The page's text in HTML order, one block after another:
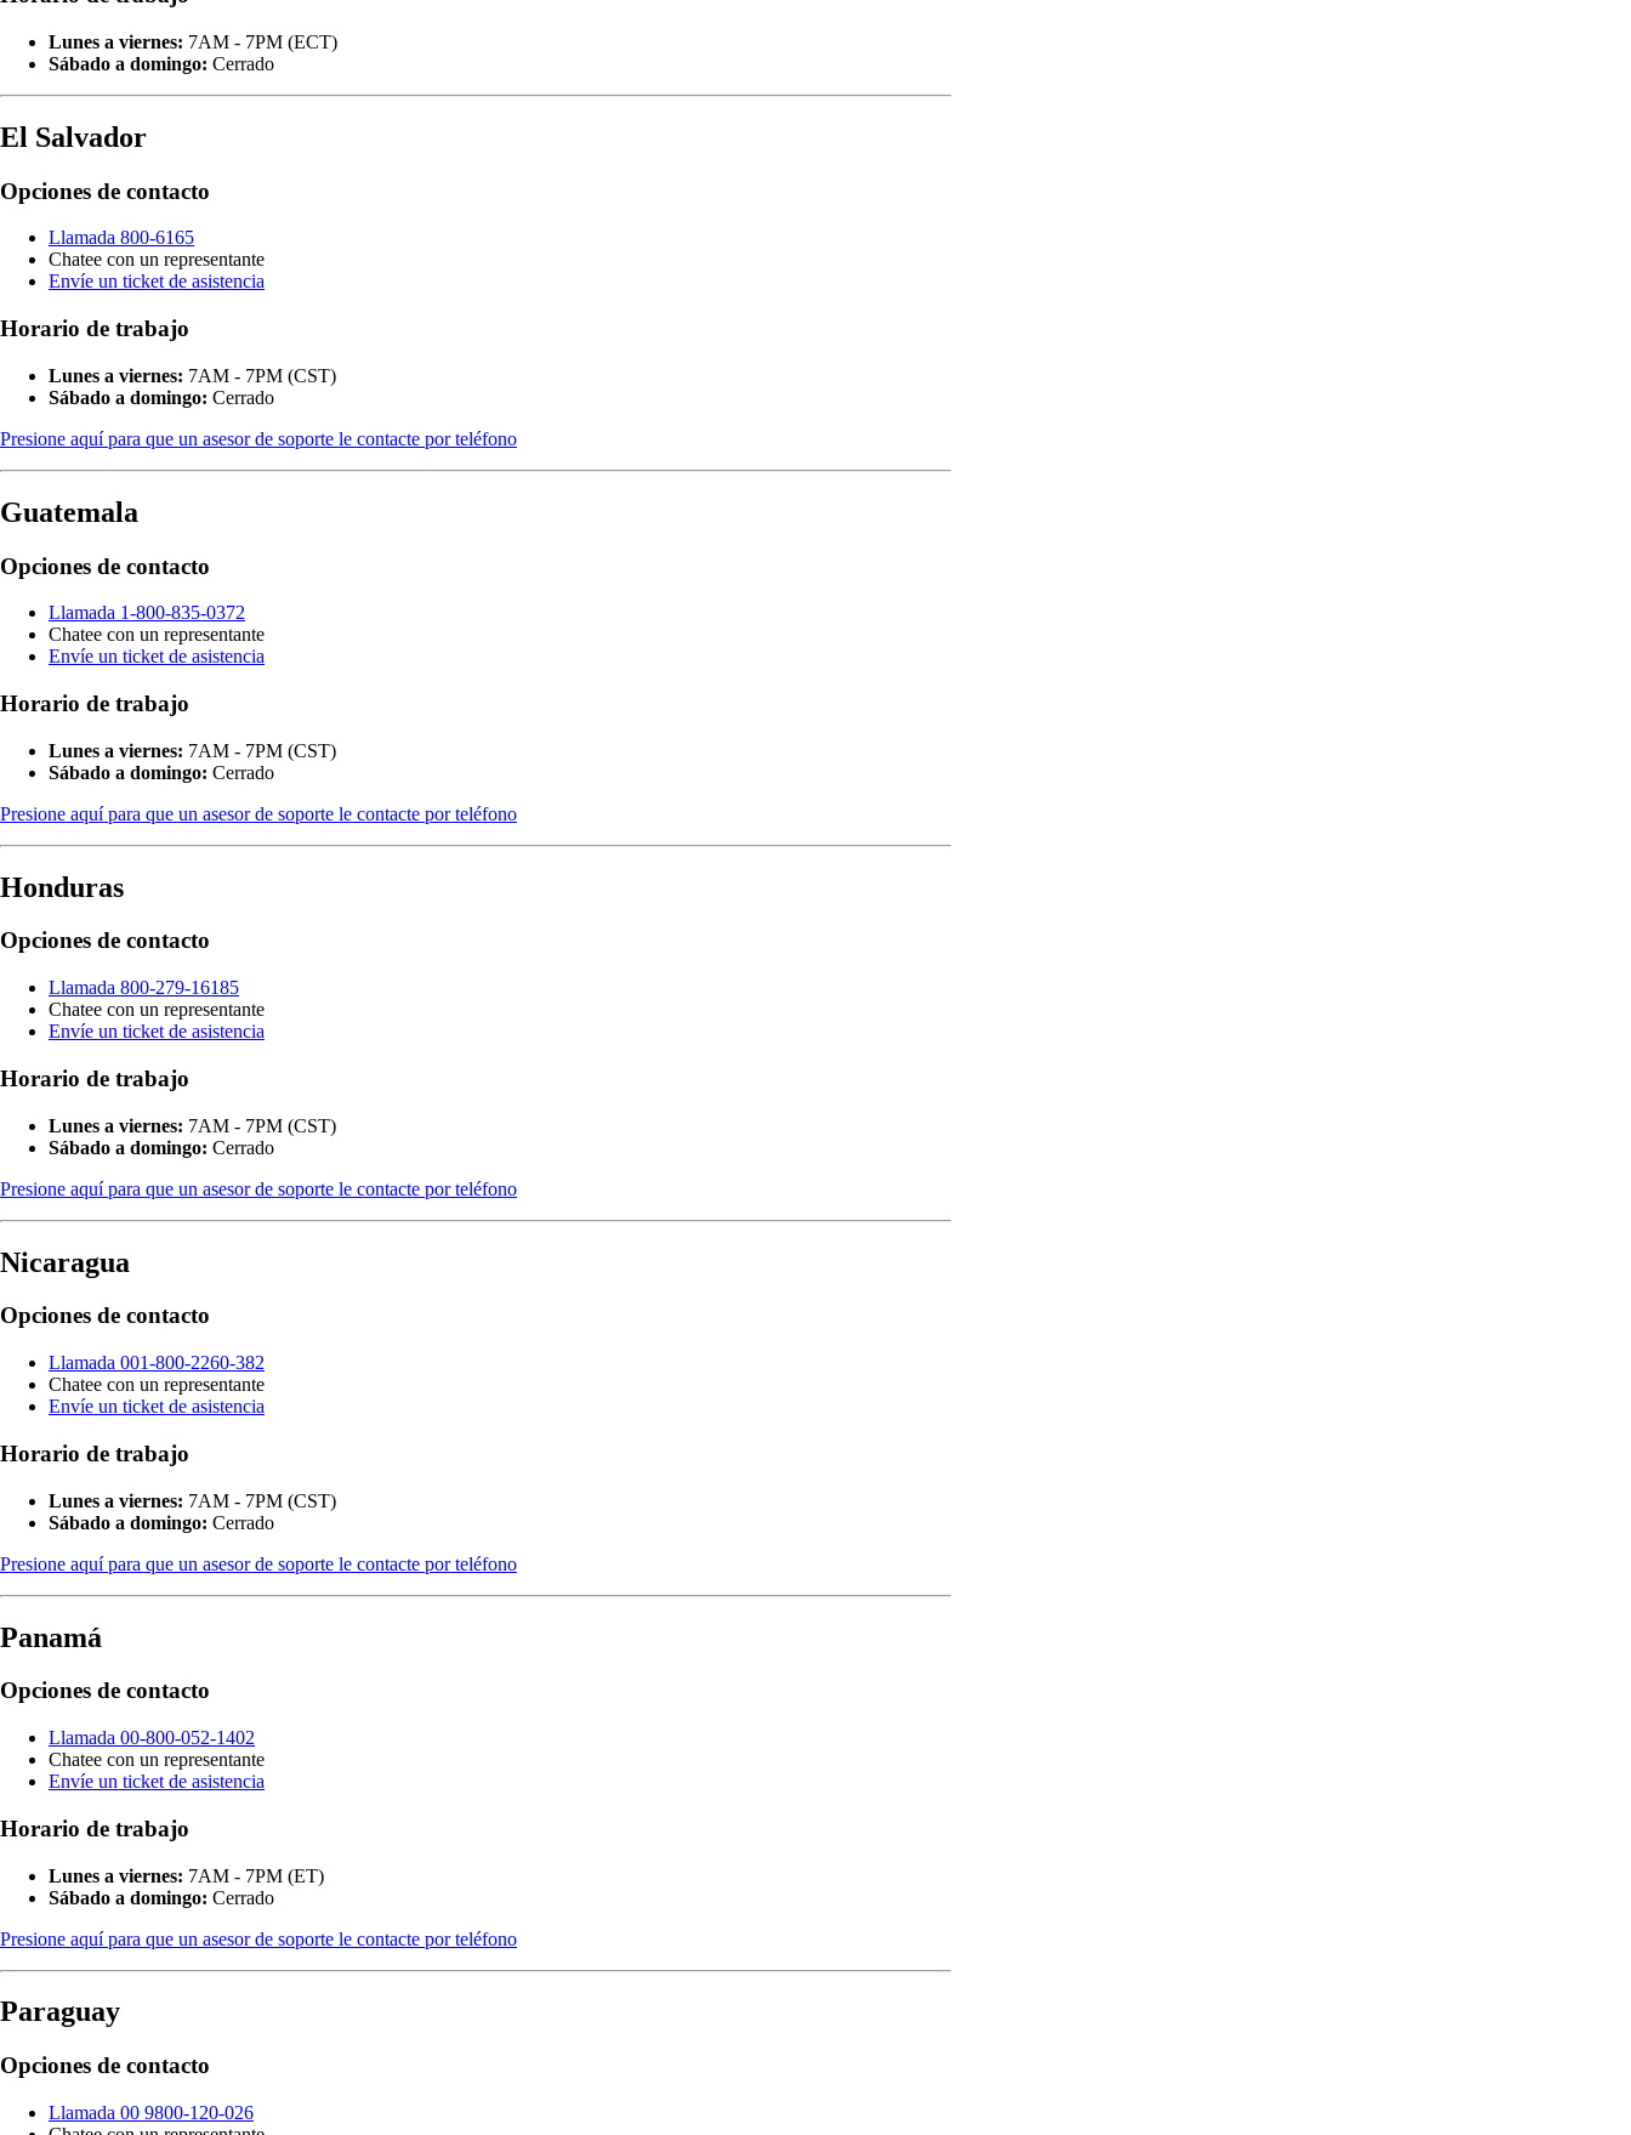
Lunes a viernes: 7AM - 7PM (ECT)
Sábado a domingo: Cerrado
El Salvador
Opciones de contacto
Llamada 800-6165
Chatee con un representante
Envíe un ticket de asistencia
Horario de trabajo
Lunes a viernes: 7AM - 7PM (CST)
Sábado a domingo: Cerrado
Presione aquí para que un asesor de soporte le contacte por teléfono
Guatemala
Opciones de contacto
Llamada 1-800-835-0372
Chatee con un representante
Envíe un ticket de asistencia
Horario de trabajo
Lunes a viernes: 7AM - 7PM (CST)
Sábado a domingo: Cerrado
Presione aquí para que un asesor de soporte le contacte por teléfono
Honduras
Opciones de contacto
Llamada 800-279-16185
Chatee con un representante
Envíe un ticket de asistencia
Horario de trabajo
Lunes a viernes: 7AM - 7PM (CST)
Sábado a domingo: Cerrado
Presione aquí para que un asesor de soporte le contacte por teléfono
Nicaragua
Opciones de contacto
Llamada 001-800-2260-382
Chatee con un representante
Envíe un ticket de asistencia
Horario de trabajo
Lunes a viernes: 7AM - 7PM (CST)
Sábado a domingo: Cerrado
Presione aquí para que un asesor de soporte le contacte por teléfono
Panamá
Opciones de contacto
Llamada 00-800-052-1402
Chatee con un representante
Envíe un ticket de asistencia
Horario de trabajo
Lunes a viernes: 7AM - 7PM (ET)
Sábado a domingo: Cerrado
Presione aquí para que un asesor de soporte le contacte por teléfono
Paraguay
Opciones de contacto
Llamada 00 9800-120-026